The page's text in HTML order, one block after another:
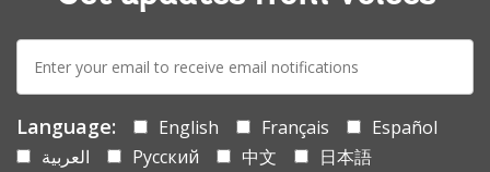
E-
mail:
Language: English Français
Español
العربية
Русский 中文
日本語